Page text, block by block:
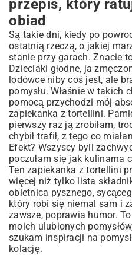
przepis, który
obiad
Są takie dni, kiedy po
ostatnią rzeczą, o jakiej
stanie przy garach. Znacie
Dzieciaki głodne, ja
lodówce niby coś jest, ale
pomysłu. Właśnie w takich
pomocą przychodzi mój
zapiekanka z tortellini.
pierwszy raz ją zrobiłam,
chybił trafił, z tego co
Efekt? Wszyscy byli
poczułam się jak kulinarna
Ten zapiekanka z tortellini
więcej niż tylko lista
obietnica pysznego,
który robi się niemal sam i
zawsze, poprawia humor.
moich ulubionych
szukam inspiracji na
kolację.